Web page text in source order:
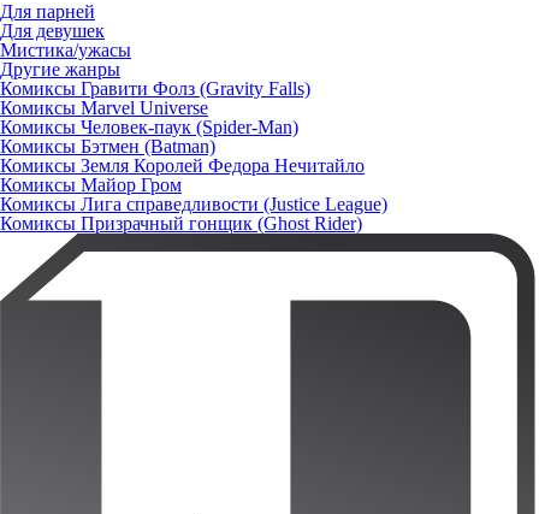
Для парней
Для девушек
Мистика/ужасы
Другие жанры
Комиксы Гравити Фолз (Gravity Falls)
Комиксы Marvel Universe
Комиксы Человек-паук (Spider-Man)
Комиксы Бэтмен (Batman)
Комиксы Земля Королей Федора Нечитайло
Комиксы Майор Гром
Комиксы Лига справедливости (Justice League)
Комиксы Призрачный гонщик (Ghost Rider)